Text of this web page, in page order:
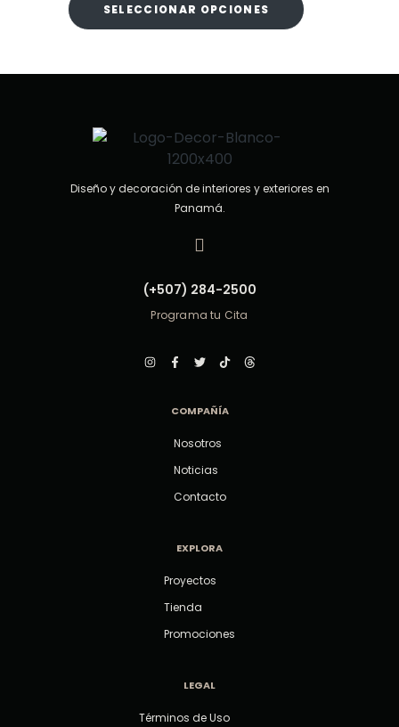
o
e
n
5
SELECCIONAR OPCIONES
Diseño y decoración de interiores y exteriores en
Panamá.
(+507) 284-2500
Programa tu Cita
COMPAÑÍA
Nosotros
Noticias
Contacto
EXPLORA
Proyectos
Tienda
Promociones
LEGAL
Términos de Uso